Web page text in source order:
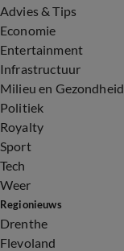
Advies & Tips
Economie
Entertainment
Infrastructuur
Milieu en Gezondheid
Politiek
Royalty
Sport
Tech
Weer
Regionieuws
Drenthe
Flevoland